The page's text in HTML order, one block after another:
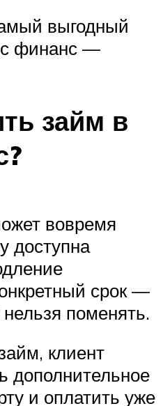
выгодный
финанс —
займ в
вовремя
доступна
срок —
поменять.
клиент
дополнительное
и оплатить уже